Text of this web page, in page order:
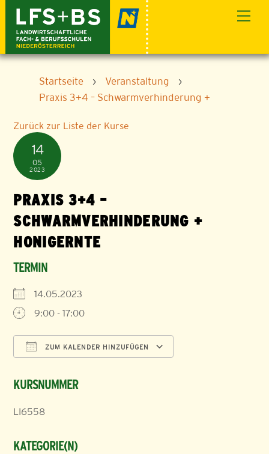
content
Startseite › Veranstaltung
›
Praxis 3+4 – Schwarmverhinderung +
Zurück zur Liste der Kurse
14
05
2023
PRAXIS 3+4 –
SCHWARMVERHINDERUNG +
HONIGERNTE
TERMIN
14.05.2023
9:00 - 17:00
ZUM KALENDER HINZUFÜGEN
KURSNUMMER
LI6558
KATEGORIE(N)